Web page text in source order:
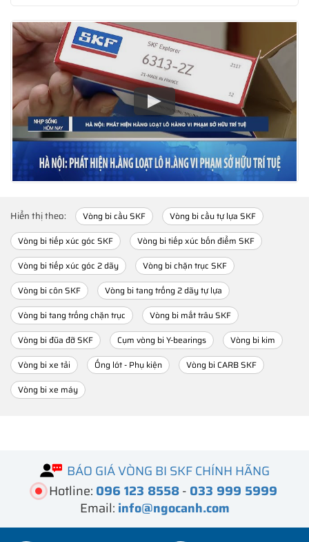
Hiển thị theo: Vòng bi cầu SKF
Vòng bi cầu tự lựa SKF
Vòng bi tiếp xúc góc SKF
Vòng bi tiếp xúc bốn điểm SKF
Vòng bi tiếp xúc góc 2 dãy
Vòng bi chặn trục SKF
Vòng bi côn SKF
Vòng bi tang trống 2 dãy tự lựa
Vòng bi tang trống chặn trục
Vòng bi mắt trâu SKF
Vòng bi đũa đỡ SKF
Cụm vòng bi Y-bearings
Vòng bi kim
Vòng bi xe tải
Ống lót - Phụ kiện
Vòng bi CARB SKF
Vòng bi xe máy
BÁO GIÁ VÒNG BI SKF CHÍNH HÃNG
Hotline: 096 123 8558- 033 999 5999
Email: info@ngocanh.com